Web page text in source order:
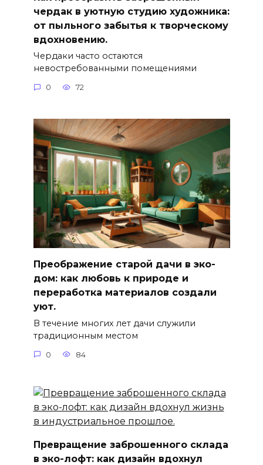
чердак в уютную студию художника:
от пыльного забытья к творческому
вдохновению.
Чердаки часто остаются
невостребованными помещениями
0 72
Преображение старой дачи в эко-
дом: как любовь к природе и
переработка материалов создали
уют.
В течение многих лет дачи служили
традиционным местом
0 84
Превращение заброшенного склада
в эко-лофт: как дизайн вдохнул